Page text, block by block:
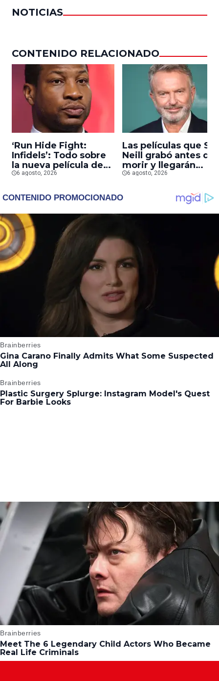
NOTICIAS
CONTENIDO RELACIONADO
‘Run Hide Fight:
Infidels’: Todo sobre
la nueva película de
Jonathan Majors en la
islamistas radicales
6 agosto, 2026
Las películas que
Neill grabó antes de
morir y llegarán
pronto a salas
6 agosto, 2026